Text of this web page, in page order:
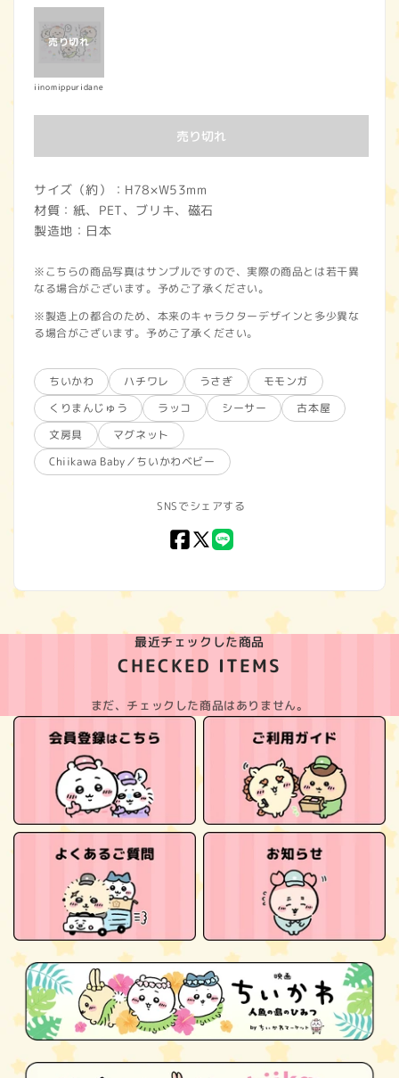
iinomippuridane
売り切れ
サイズ（約）：H78×W53mm
材質：紙、PET、ブリキ、磁石
製造地：日本
※こちらの商品写真はサンプルですので、実際の商品とは若干異
なる場合がございます。予めご了承ください。
※製造上の都合のため、本来のキャラクターデザインと多少異な
る場合がございます。予めご了承ください。
ちいかわ ハチワレ うさぎ
モモンガ
くりまんじゅう
ラッコ シーサー
古本屋
文房具
マグネット
Chiikawa Baby／ちいかわベビー
SNSでシェアする
Facebook
X
最近チェックした商品
CHECKED ITEMS
まだ、チェックした商品はありません。